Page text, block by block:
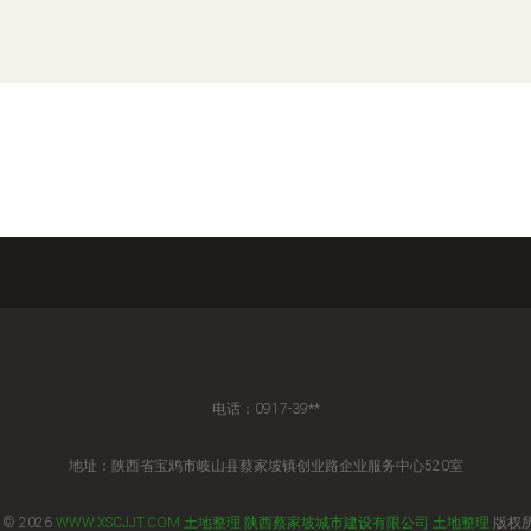
电话：0917-39**
地址：陕西省宝鸡市岐山县蔡家坡镇创业路企业服务中心520室
© 2026 WWW.XSCJJT.COM 土地整理 陕西蔡家坡城市建设有限公司 土地整理 版权